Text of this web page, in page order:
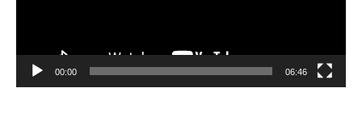
00:00 06:46